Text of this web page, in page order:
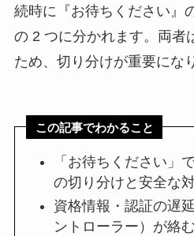
続時に『お待ちください』
の 2 つに分かれます。両者
ため、切り分けが重要にな
この記事でわかること
「お待ちください」
の切り分けと安全な
資格情報・認証の遅
ントローラー）が絡